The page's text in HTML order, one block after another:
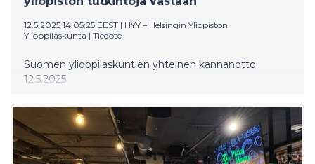
12.5.2025 14:05:25 EEST | HYY – Helsingin Yliopiston
Ylioppilaskunta | Tiedote
Suomen ylioppilaskuntien yhteinen kannanotto
12.5.2025